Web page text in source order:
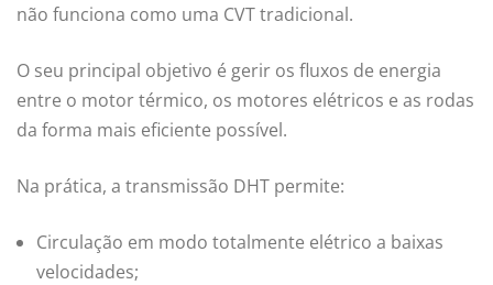
não funciona como uma CVT tradicional.
O seu principal objetivo é gerir os fluxos de energia
entre o motor térmico, os motores elétricos e as rodas
da forma mais eficiente possível.
Na prática, a transmissão DHT permite:
Circulação em modo totalmente elétrico a baixas
velocidades;